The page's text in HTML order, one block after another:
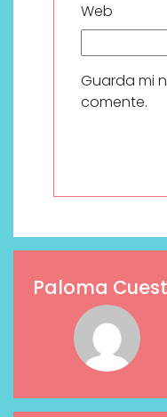
Web
Guarda mi
comente.
Paloma